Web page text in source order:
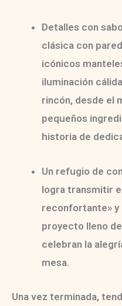
Detalles con
clásica con
icónicos
iluminación
rincón, desde el
pequeños
historia de
Un refugio de
logra transmitir
reconfortante» y
proyecto lleno
celebran la
mesa.
Una vez terminada,